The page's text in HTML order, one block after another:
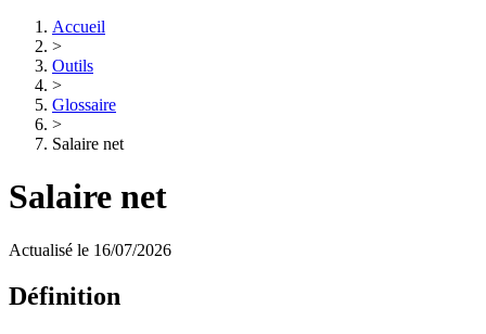
Accueil
>
Outils
>
Glossaire
>
Salaire net
Salaire net
Actualisé le 16/07/2026
Définition